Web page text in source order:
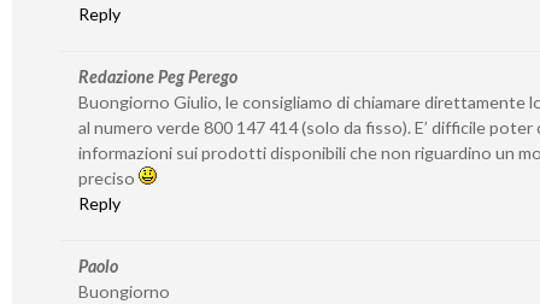
Reply
Redazione Peg Perego
Buongiorno Giulio, le consigliamo di chiamare direttamente
al numero verde 800 147 414 (solo da fisso). E’ difficile poter
informazioni sui prodotti disponibili che non riguardino un
preciso
Reply
Paolo
Buongiorno